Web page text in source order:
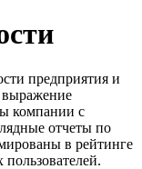
предприятия и
выражение
компании с
отчеты по
в рейтинге